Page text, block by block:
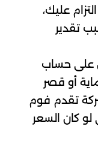
عليك،
تقدير
على حساب
أو قصر
تقدم فوم
سنة حتى لو كان السعر